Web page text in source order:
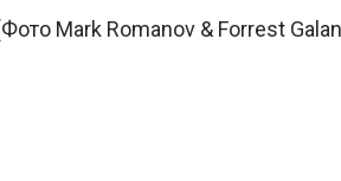
Mark Romanov & Forrest